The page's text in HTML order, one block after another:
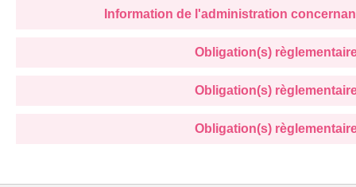
Information de l'administration
Obligation(s)
Obligation(s)
Obligation(s)